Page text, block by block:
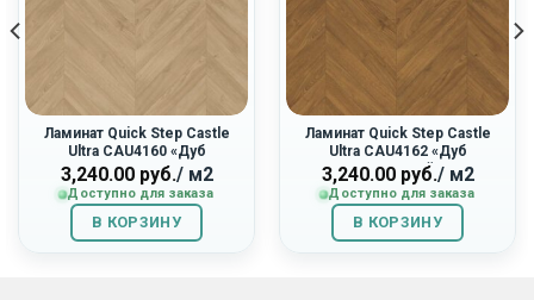
Ламинат Quick Step Castle
Ultra CAU4160 «Дуб
Капучино»
3,240.00руб./ м2
Доступно для заказа
В КОРЗИНУ
Ламинат Quick Step Castle
Ultra CAU4162 «Дуб
Горчичный»
3,240.00руб./ м2
Доступно для заказа
В КОРЗИНУ